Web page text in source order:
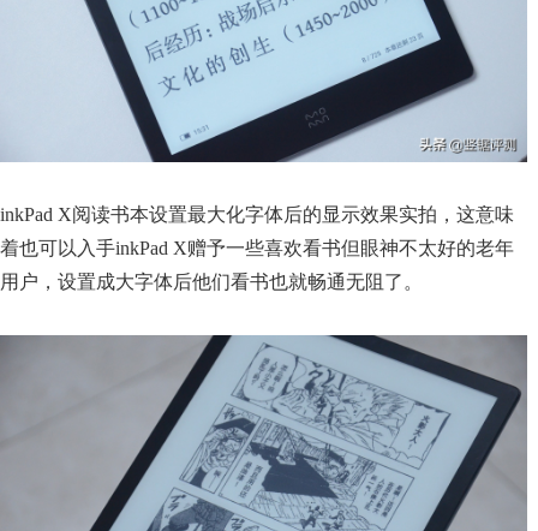
inkPad X阅读书本设置最大化字体后的显示效果实拍，这意味
着也可以入手inkPad X赠予一些喜欢看书但眼神不太好的老年
用户，设置成大字体后他们看书也就畅通无阻了。